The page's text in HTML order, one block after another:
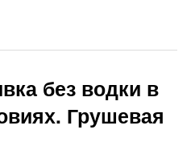
без водки в
Грушевая